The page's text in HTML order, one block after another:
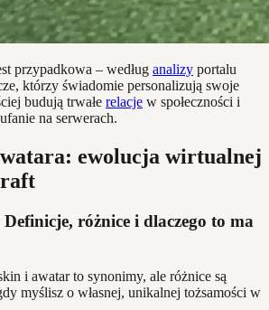
przypadkowa – według analizy portalu
którzy świadomie personalizują swoje
budują trwałe relacje w społeczności i
na serwerach.
ewolucja wirtualnej
różnice i dlaczego to ma
i awatar to synonimy, ale różnice są
myślisz o własnej, unikalnej tożsamości w